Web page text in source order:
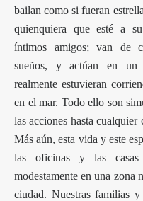
bailan como si fueran
quienquiera que esté a
íntimos amigos; van de
sueños, y actúan en un
realmente estuvieran
en el mar. Todo ello son
las acciones hasta cualquier
Más aún, esta vida y este
las oficinas y las
modestamente en una zona
ciudad. Nuestras familias